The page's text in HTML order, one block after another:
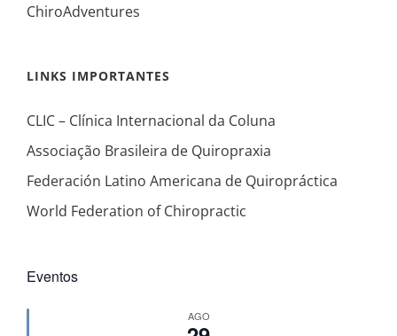
ChiroAdventures
LINKS IMPORTANTES
CLIC – Clínica Internacional da Coluna
Associação Brasileira de Quiropraxia
Federación Latino Americana de Quiropráctica
World Federation of Chiropractic
Eventos
AGO